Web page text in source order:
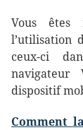
Vous êtes
l’utilisation
ceux-ci
navigateur
dispositif
Comment